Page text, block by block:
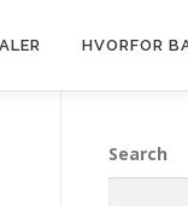
HVORFOR
Search